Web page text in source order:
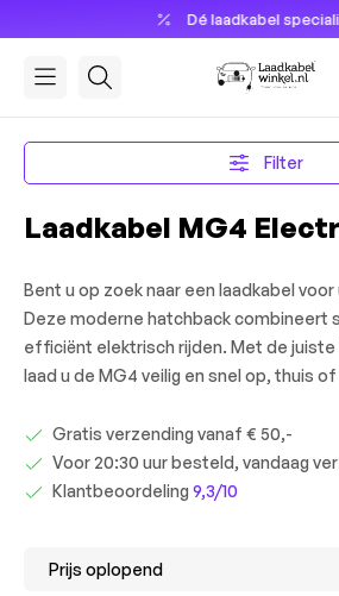
Dé laadkabel specialist
Filter
Laadkabel MG4
Bent u op zoek naar een laadkabel voor
Deze moderne hatchback combineert
efficiënt elektrisch rijden. Met de juiste
laad u de MG4 veilig en snel op, thuis
Gratis verzending vanaf € 50,-
Voor 20:30 uur besteld, vandaag
Klantbeoordeling 9,3/10